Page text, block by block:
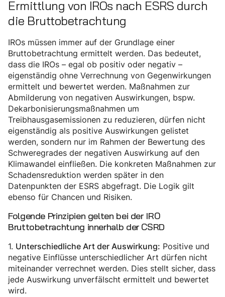
Ermittlung von IROs nach ESRS durch
die Bruttobetrachtung
IROs müssen immer auf der Grundlage einer
Bruttobetrachtung ermittelt werden. Das bedeutet,
dass die IROs – egal ob positiv oder negativ –
eigenständig ohne Verrechnung von Gegenwirkungen
ermittelt und bewertet werden. Maßnahmen zur
Abmilderung von negativen Auswirkungen, bspw.
Dekarbonisierungsmaßnahmen um
Treibhausgasemissionen zu reduzieren, dürfen nicht
eigenständig als positive Auswirkungen gelistet
werden, sondern nur im Rahmen der Bewertung des
Schweregrades der negativen Auswirkung auf den
Klimawandel einfließen. Die konkreten Maßnahmen zur
Schadensreduktion werden später in den
Datenpunkten der ESRS abgefragt. Die Logik gilt
ebenso für Chancen und Risiken.
Folgende Prinzipien gelten bei der IRO
Bruttobetrachtung innerhalb der CSRD
1. Unterschiedliche Art der Auswirkung: Positive und
negative Einflüsse unterschiedlicher Art dürfen nicht
miteinander verrechnet werden. Dies stellt sicher, dass
jede Auswirkung unverfälscht ermittelt und bewertet
wird.